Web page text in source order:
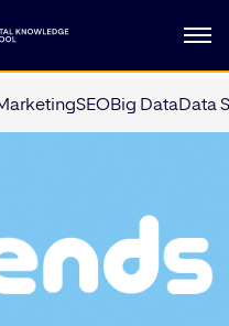
SEOBig DataData